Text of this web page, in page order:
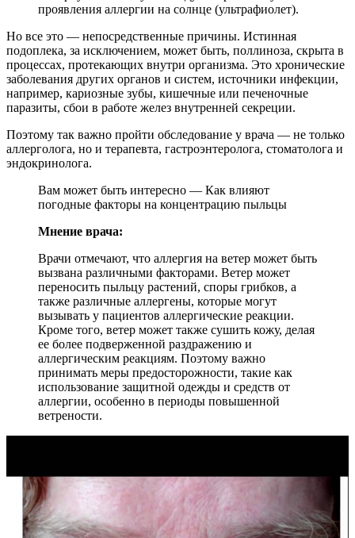
проявления аллергии на солнце (ультрафиолет).
Но все это — непосредственные причины. Истинная
подоплека, за исключением, может быть, поллиноза, скрыта в
процессах, протекающих внутри организма. Это хронические
заболевания других органов и систем, источники инфекции,
например, кариозные зубы, кишечные или печеночные
паразиты, сбои в работе желез внутренней секреции.
Поэтому так важно пройти обследование у врача — не только
аллерголога, но и терапевта, гастроэнтеролога, стоматолога и
эндокринолога.
Вам может быть интересно — Как влияют
погодные факторы на концентрацию пыльцы
Мнение врача:
Врачи отмечают, что аллергия на ветер может быть
вызвана различными факторами. Ветер может
переносить пыльцу растений, споры грибков, а
также различные аллергены, которые могут
вызывать у пациентов аллергические реакции.
Кроме того, ветер может также сушить кожу, делая
ее более подверженной раздражению и
аллергическим реакциям. Поэтому важно
принимать меры предосторожности, такие как
использование защитной одежды и средств от
аллергии, особенно в периоды повышенной
ветрености.